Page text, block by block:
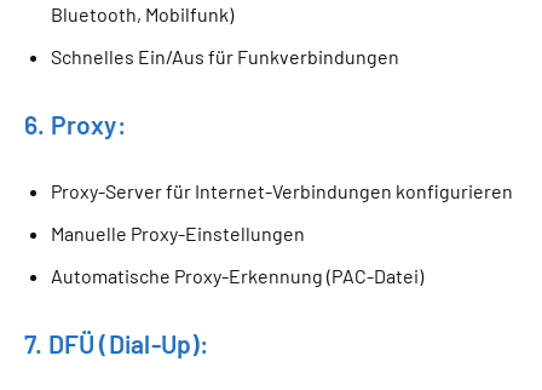
Bluetooth, Mobilfunk)
Schnelles Ein/Aus für Funkverbindungen
6. Proxy:
Proxy-Server für Internet-Verbindungen konfigurieren
Manuelle Proxy-Einstellungen
Automatische Proxy-Erkennung (PAC-Datei)
7. DFÜ (Dial-Up):